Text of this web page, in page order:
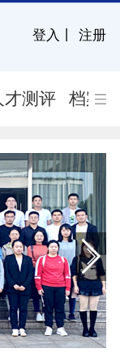
登入 丨注册
才测评 档案